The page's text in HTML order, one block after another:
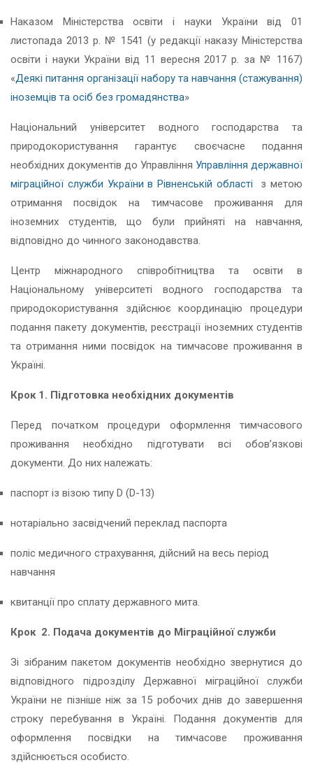
Наказом Міністерства освіти і науки України від 01
листопада 2013 р. № 1541 (у редакції наказу Міністерства
освіти і науки України від 11 вересня 2017 р. за № 1167)
«Деякі питання організації набору та навчання (стажування)
іноземців та осіб без громадянства»
Національний університет водного господарства та
природокористування гарантує своєчасне подання
необхідних документів до Управління Управління державної
міграційної служби України в Рівненській області з метою
отримання посвідок на тимчасове проживання для
іноземних студентів, що були прийняті на навчання,
відповідно до чинного законодавства.
Центр міжнародного співробітництва та освіти в
Національному університеті водного господарства та
природокористування здійснює координацію процедури
подання пакету документів, реєстрації іноземних студентів
та отримання ними посвідок на тимчасове проживання в
Україні.
Крок 1. Підготовка необхідних документів
Перед початком процедури оформлення тимчасового
проживання необхідно підготувати всі обов’язкові
документи. До них належать:
паспорт із візою типу D (D-13)
нотаріально засвідчений переклад паспорта
поліс медичного страхування, дійсний на весь період
навчання
квитанції про сплату державного мита.
Крок 2. Подача документів до Міграційної служби
Зі зібраним пакетом документів необхідно звернутися до
відповідного підрозділу Державної міграційної служби
України не пізніше ніж за 15 робочих днів до завершення
строку перебування в Україні. Подання документів для
оформлення посвідки на тимчасове проживання
здійснюється особисто.